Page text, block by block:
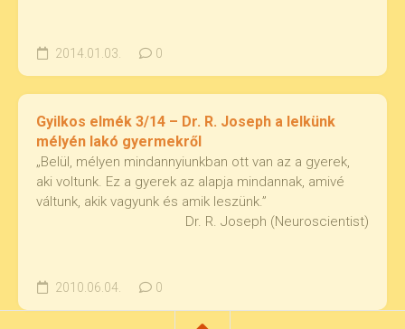
2014.01.03. 0
Gyilkos elmék 3/14 – Dr. R. Joseph a lelkünk
mélyén lakó gyermekről
„Belül, mélyen mindannyiunkban ott van az a gyerek,
aki voltunk. Ez a gyerek az alapja mindannak, amivé
váltunk, akik vagyunk és amik leszünk.”
Dr. R. Joseph (Neuroscientist)
2010.06.04. 0